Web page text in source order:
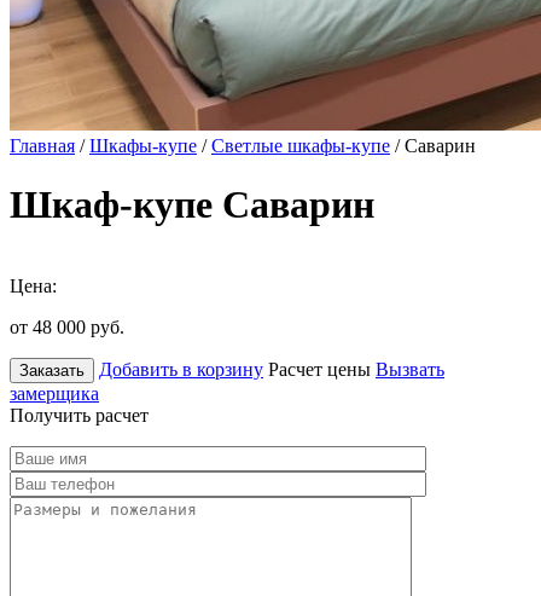
Главная /Шкафы-купе /Светлые шкафы-купе / Саварин
Шкаф-купе Саварин
Цена:
от 48 000 руб.
Заказать Добавить в корзину Расчет цены Вызвать
замерщика
Получить расчет